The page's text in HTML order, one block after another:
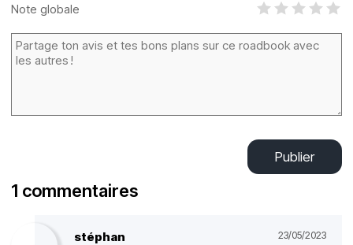
Note globale
Publier
1 commentaires
stéphan 23/05/2023